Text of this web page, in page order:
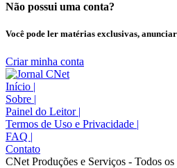
Não possui uma conta?
Você pode ler matérias exclusivas,
Criar minha conta
Início |
Sobre |
Painel do Leitor |
Termos de Uso e Privacidade |
FAQ |
Contato
CNet Produções e Serviços - Todos